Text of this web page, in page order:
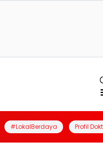
#LokalBerdaya Profil